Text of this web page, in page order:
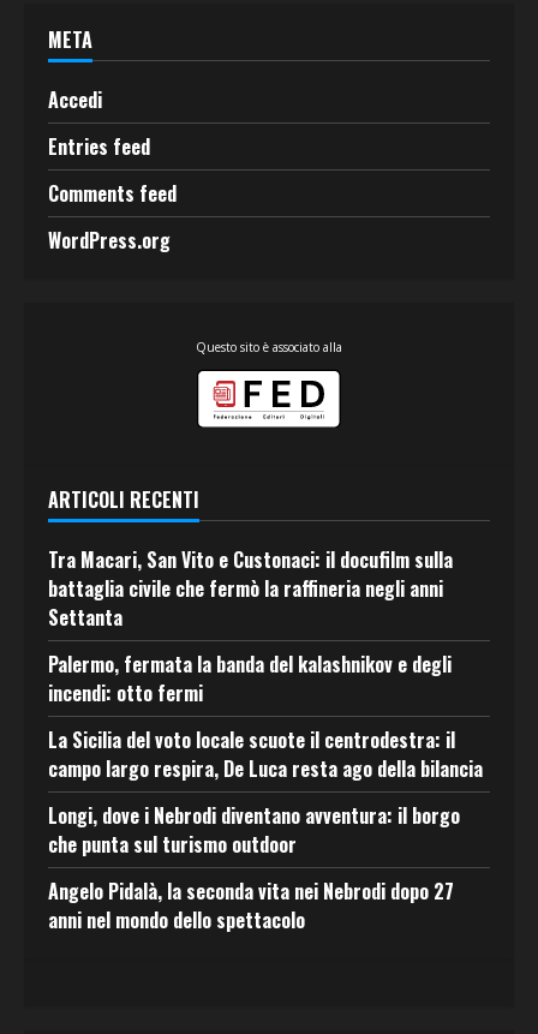
META
Accedi
Entries feed
Comments feed
WordPress.org
Questo sito è associato alla
ARTICOLI RECENTI
Tra Macari, San Vito e Custonaci: il docufilm sulla
battaglia civile che fermò la raffineria negli anni
Settanta
Palermo, fermata la banda del kalashnikov e degli
incendi: otto fermi
La Sicilia del voto locale scuote il centrodestra: il
campo largo respira, De Luca resta ago della bilancia
Longi, dove i Nebrodi diventano avventura: il borgo
che punta sul turismo outdoor
Angelo Pidalà, la seconda vita nei Nebrodi dopo 27
anni nel mondo dello spettacolo